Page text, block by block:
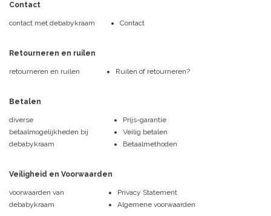
Contact
contact met debabykraam Contact
Retourneren en ruilen
retourneren en ruilen Ruilen of retourneren?
Betalen
diverse
betaalmogelijkheden bij
debabykraam
Prijs-garantie
Veilig betalen
Betaalmethoden
Veiligheid en Voorwaarden
voorwaarden van
debabykraam
Privacy Statement
Algemene voorwaarden